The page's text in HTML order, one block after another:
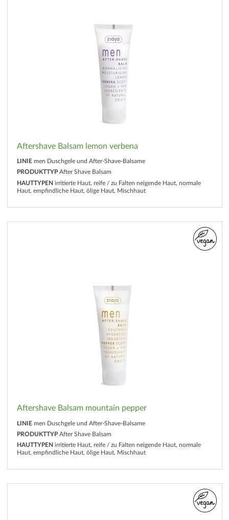
Aftershave Balsam lemon verbena
LINIE men Duschgele und After-Shave-Balsame
PRODUKTTYP After Shave Balsam
HAUTTYPEN irritierte Haut, reife / zu Falten neigende Haut, normale
Haut, empfindliche Haut, ölige Haut, Mischhaut
Aftershave Balsam mountain pepper
LINIE men Duschgele und After-Shave-Balsame
PRODUKTTYP After Shave Balsam
HAUTTYPEN irritierte Haut, reife / zu Falten neigende Haut, normale
Haut, empfindliche Haut, ölige Haut, Mischhaut